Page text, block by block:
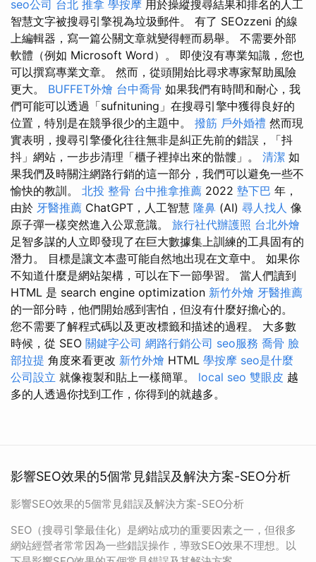
seo公司 台北 推拿 學按摩 用於操縱搜尋結果和排名的人工
智慧文字被搜尋引擎視為垃圾郵件。 有了 SEOzzeni 的線
上編輯器，寫一篇公關文章就變得輕而易舉。 不需要外部
軟體（例如 Microsoft Word）。 即使沒有專業知識，您也
可以撰寫專業文章。 然而，從頭開始比尋求專家幫助風險
更大。 BUFFET外燴 台中喬骨 如果我們有時間和耐心，我
們可能可以透過「sufnituning」在搜尋引擎中獲得良好的
位置，特別是在競爭很少的主題中。 撥筋 戶外婚禮 然而現
實表明，搜尋引擎優化往往無非是糾正先前的錯誤，「抖
抖」網站，一步步清理「櫃子裡掉出來的骷髏」。 清潔 如
果我們及時關注網路行銷的這一部分，我們可以避免一些不
愉快的教訓。 北投 整骨 台中推拿推薦 2022 墊下巴 年，
由於 牙醫推薦 ChatGPT，人工智慧 隆鼻 (AI) 尋人找人 像
原子彈一樣突然進入公眾意識。 旅行社代辦護照 台北外燴
足智多謀的人立即發現了在巨大數據集上訓練的工具固有的
潛力。 目標是讓文本盡可能自然地出現在文章中。 如果你
不知道什麼是網站架構，可以在下一節學習。 當人們讀到
HTML 是 search engine optimization 新竹外燴 牙醫推薦
的一部分時，他們開始感到害怕，但沒有什麼好擔心的。
您不需要了解程式碼以及更改標籤和描述的過程。 大多數
時候，從 SEO 關鍵字公司 網路行銷公司 seo服務 喬骨 臉
部拉提 角度來看更改 新竹外燴 HTML 學按摩 seo是什麼
公司設立 就像複製和貼上一樣簡單。 local seo 雙眼皮 越
多的人透過你找到工作，你得到的就越多。
影響SEO效果的5個常見錯誤及解決方案-SEO分析
影響SEO效果的5個常見錯誤及解決方案-SEO分析
SEO（搜尋引擎最佳化）是網站成功的重要因素之一，但很多
網站經營者常常因為一些錯誤操作，導致SEO效果不理想。以